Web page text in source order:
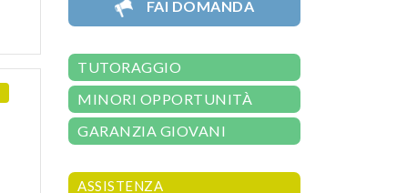
FAI DOMANDA
TUTORAGGIO
MINORI OPPORTUNITÀ
GARANZIA GIOVANI
ASSISTENZA